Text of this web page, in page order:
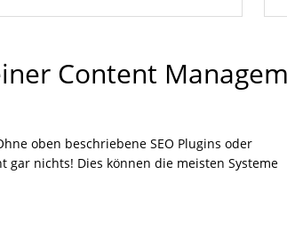
Content
oben beschriebene SEO Plugins oder
nichts! Dies können die meisten Systeme